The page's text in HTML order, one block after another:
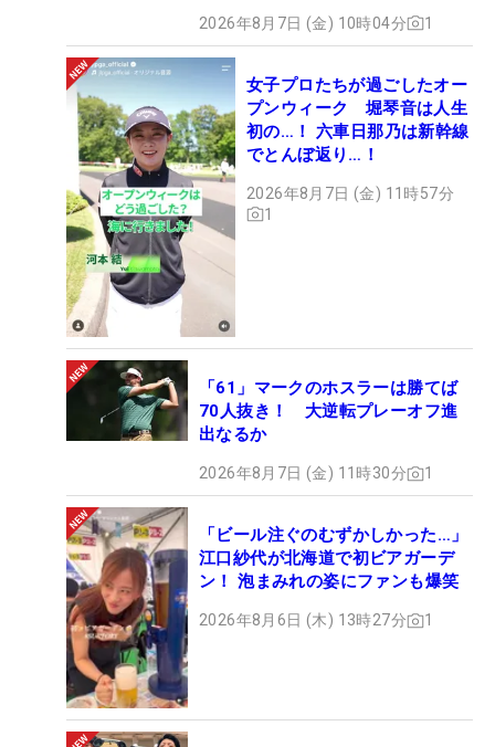
2026年8月7日 (金) 10時04分 1
女子プロたちが過ごしたオー
プンウィーク 堀琴音は人生
初の…！ 六車日那乃は新幹線
でとんぼ返り…！
2026年8月7日 (金) 11時57分
1
「61」マークのホスラーは勝てば
70人抜き！ 大逆転プレーオフ進
出なるか
2026年8月7日 (金) 11時30分 1
「ビール注ぐのむずかしかった…」
江口紗代が北海道で初ビアガーデ
ン！ 泡まみれの姿にファンも爆笑
2026年8月6日 (木) 13時27分 1